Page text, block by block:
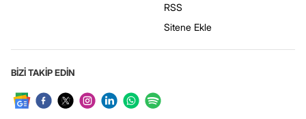
RSS
Sitene Ekle
BİZİ TAKİP EDİN